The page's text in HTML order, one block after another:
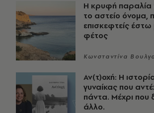
Η κρυφή παραλία
το αστείο όνομα,
επισκεφτείς
φέτος
Κωνσταντίνα
Αν(τ)οχή: Η
γυναίκας που
πάντα. Μέχρι που
άλλο.